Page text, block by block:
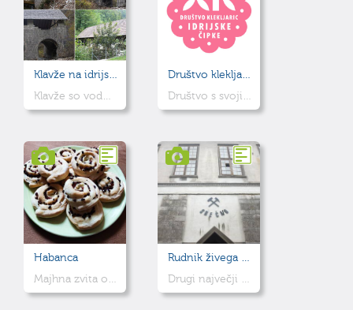
Klavže na idrijskem
Klavže so vodne zapornice, s pomočjo katerih je bil omogočen transport lesa po vodi.
Društvo klekljaric idrijske čipke
Društvo s svojim delovanjem prispeva k večanju ugleda in prepoznavnosti idrijske čipke.
Habanca
Majhna zvita ocvirkova potička, manj znana izven občine Idrija, ki pa je med domačini precej priljubljena.
Rudnik živega srebra Idrija
Drugi največji rudnik živega srebra na svetu